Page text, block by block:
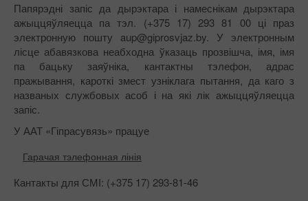
Папярэдні запіс да дырэктара і намеснікам дырэктара
ажыццяўляецца па тэл. (+375 17) 293 81 00 ці праз
электронную пошту aup@giprosvjaz.by. У электронным
лісце абавязкова неабходна ўказаць прозвішча, імя, імя
па бацьку заяўніка, кантактны тэлефон, адрас
пражывання, кароткі змест узніклага пытання, да каго з
названых службовых асоб і на які лік ажыццяўляецца
запіс.
У ААТ «Гіпрасувязь» працуе
Гарачая тэлефонная лінія
Кантакты для СМІ: (+375 17) 293-81-46